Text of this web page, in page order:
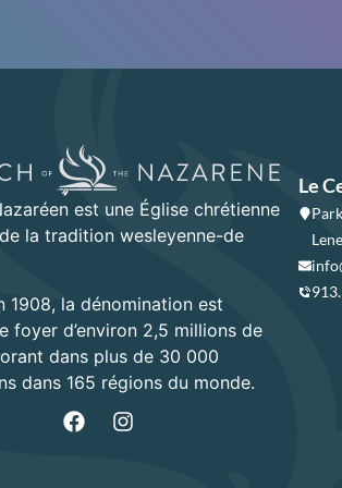
est une Église chrétienne
la tradition wesleyenne-de
1908, la dénomination est
foyer d’environ 2,5 millions de
dans plus de 30 000
dans 165 régions du monde.
Le